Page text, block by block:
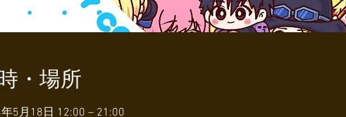
・場所
5月18日 12:00 – 21:00